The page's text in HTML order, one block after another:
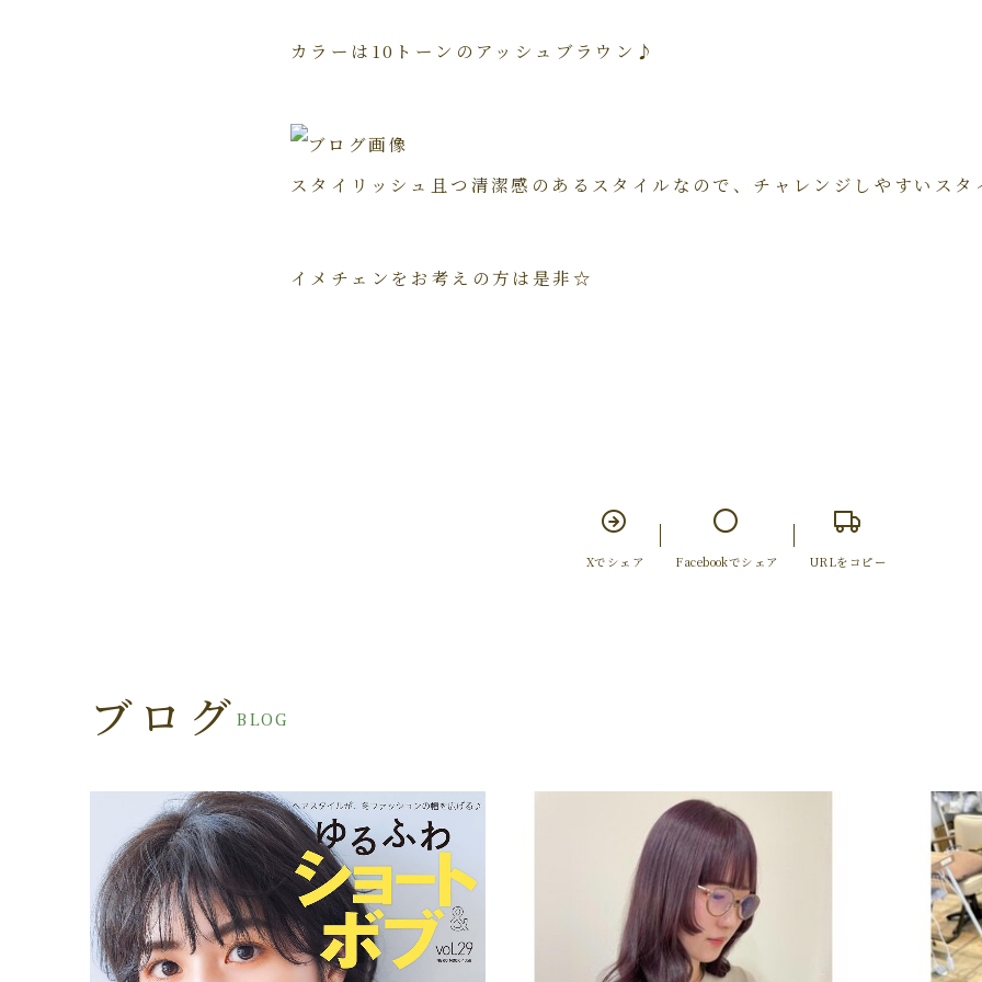
カラーは10トーンのアッシュブラウン♪
スタイリッシュ且つ清潔感のあるスタイルなので、チャレンジしやすいス
イメチェンをお考えの方は是非☆
Xでシェア Facebookでシェア URLをコピー
BLOG
ブログ